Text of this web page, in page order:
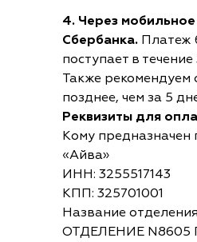
4. Через
Сбербанка. Платеж
поступает в
Также рекомендуем
позднее, чем за 5
Реквизиты для
Кому
«Айва»
ИНН: 3255517143
КПП: 325701001
Название
ОТДЕЛЕНИЕ